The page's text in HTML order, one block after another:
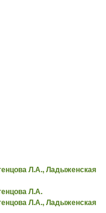
Л.А., Ладыженская
Л.А.
Л.А., Ладыженская